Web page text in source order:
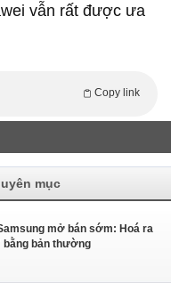
vẫn rất được ưa
Copy link
mục
mở bán sớm: Hoá ra
bằng bản thường